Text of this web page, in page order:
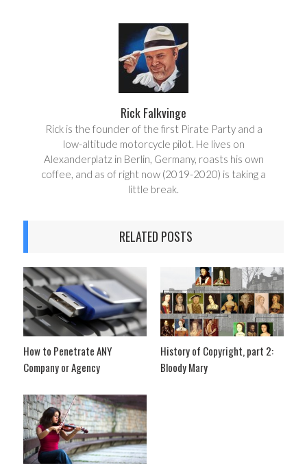
Rick Falkvinge
Rick is the founder of the first Pirate Party and a
low-altitude motorcycle pilot. He lives on
Alexanderplatz in Berlin, Germany, roasts his own
coffee, and as of right now (2019-2020) is taking a
little break.
RELATED POSTS
How to Penetrate ANY
Company or Agency
History of Copyright, part 2:
Bloody Mary